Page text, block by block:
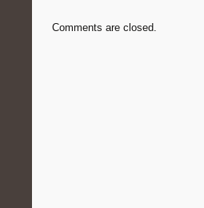
Comments are closed.